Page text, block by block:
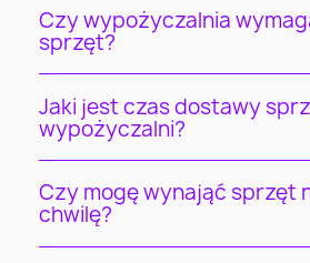
Czy wypożyczalnia
sprzęt?
Jaki jest czas dostawy
wypożyczalni?
Czy mogę wynająć sprzęt
chwilę?